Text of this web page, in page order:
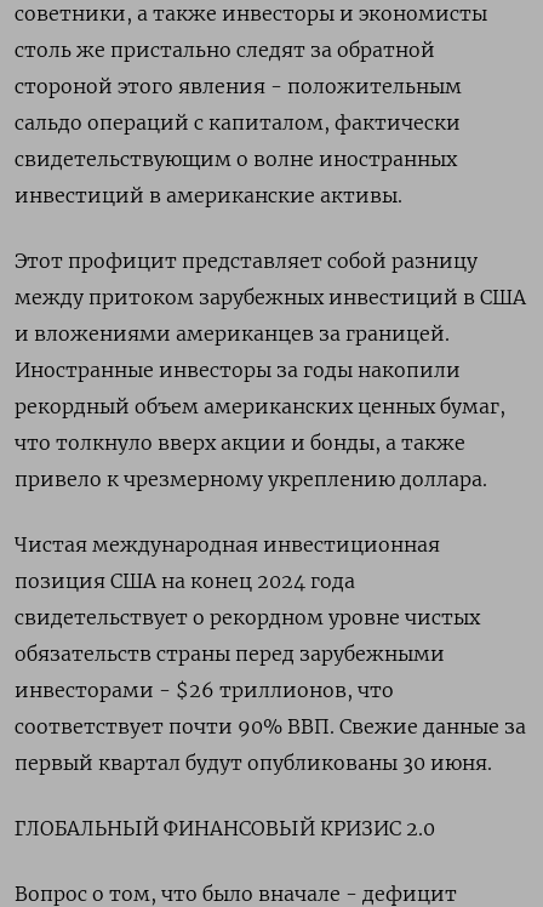
советники, а также инвесторы и экономисты
столь же пристально следят за обратной
стороной этого явления - положительным
сальдо операций с капиталом, фактически
свидетельствующим о волне иностранных
инвестиций в американские активы.
Этот профицит представляет собой разницу
между притоком зарубежных инвестиций в США
и вложениями американцев за границей.
Иностранные инвесторы за годы накопили
рекордный объем американских ценных бумаг,
что толкнуло вверх акции и бонды, а также
привело к чрезмерному укреплению доллара.
Чистая международная инвестиционная
позиция США на конец 2024 года
свидетельствует о рекордном уровне чистых
обязательств страны перед зарубежными
инвесторами - $26 триллионов, что
соответствует почти 90% ВВП. Свежие данные за
первый квартал будут опубликованы 30 июня.
ГЛОБАЛЬНЫЙ ФИНАНСОВЫЙ КРИЗИС 2.0
Вопрос о том, что было вначале - дефицит